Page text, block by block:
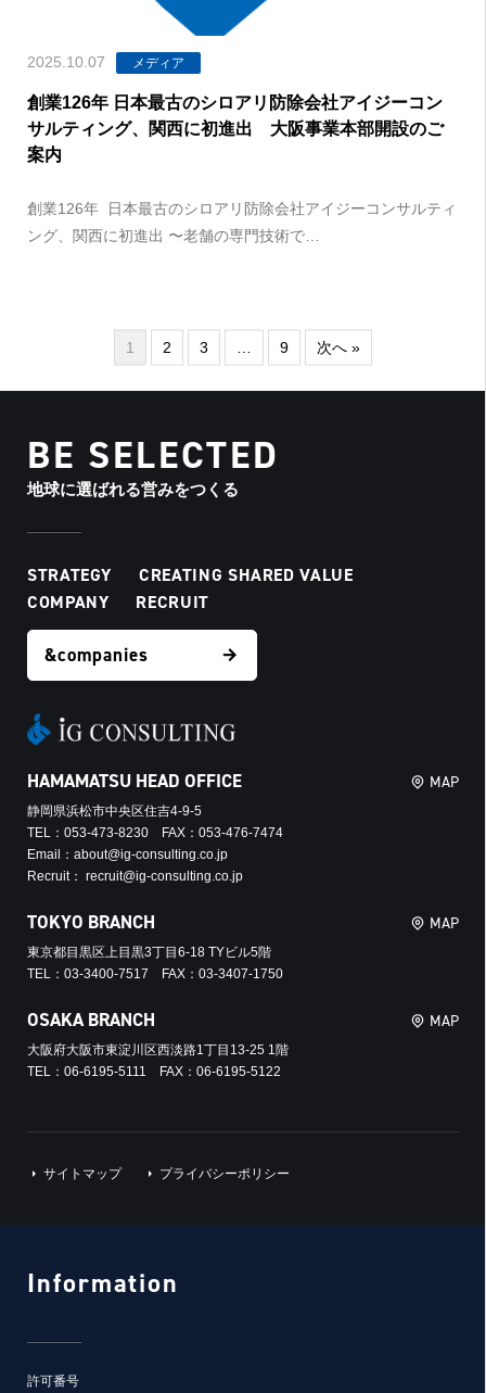
2025.10.07 メディア
創業126年 日本最古のシロアリ防除会社アイジーコン
サルティング、関西に初進出 大阪事業本部開設のご
案内
創業126年 日本最古のシロアリ防除会社アイジーコンサルティ
ング、関西に初進出 〜老舗の専門技術で…
1 2 3 9 次へ »
BE SELECTED
地球に選ばれる営みをつくる
STRATEGY
CREATING SHARED VALUE
COMPANY
RECRUIT
&companies
HAMAMATSU HEAD OFFICE
静岡県浜松市中央区住吉4-9-5
TEL：053-473-8230 FAX：053-476-7474
Email：about@ig-consulting.co.jp
Recruit： recruit@ig-consulting.co.jp
MAP
TOKYO BRANCH
東京都目黒区上目黒3丁目6-18 TYビル5階
TEL：03-3400-7517 FAX：03-3407-1750
MAP
OSAKA BRANCH
大阪府大阪市東淀川区西淡路1丁目13-25 1階
TEL：06-6195-5111 FAX：06-6195-5122
MAP
サイトマップ プライバシーポリシー
Information
許可番号